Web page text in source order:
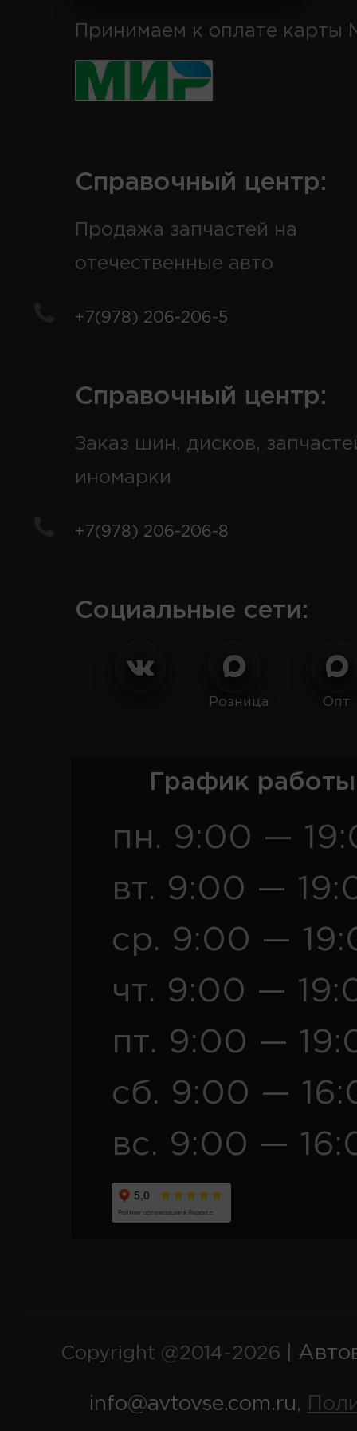
Принимаем к оплате карты
Справочный центр:
Продажа запчастей на
отечественные авто
+7(978) 206-206-5
Справочный центр:
Заказ шин, дисков,
иномарки
+7(978) 206-206-8
Социальные сети:
Розница Опт
График
пн. 9:00 —
вт. 9:00 —
ср. 9:00 —
чт. 9:00 —
пт. 9:00 —
сб. 9:00 —
вс. 9:00 —
Copyright @2014-2026 |
info@avtovse.com.ru,